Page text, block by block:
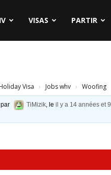
VISAS PARTIR
Visa › Jobs whv › Woofing
TiMizik, leil y a 14 années et 9